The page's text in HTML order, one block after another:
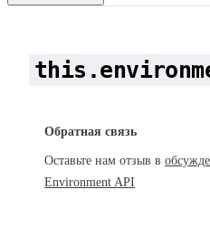
Обратная связь
Оставьте нам отзыв в
Environment API